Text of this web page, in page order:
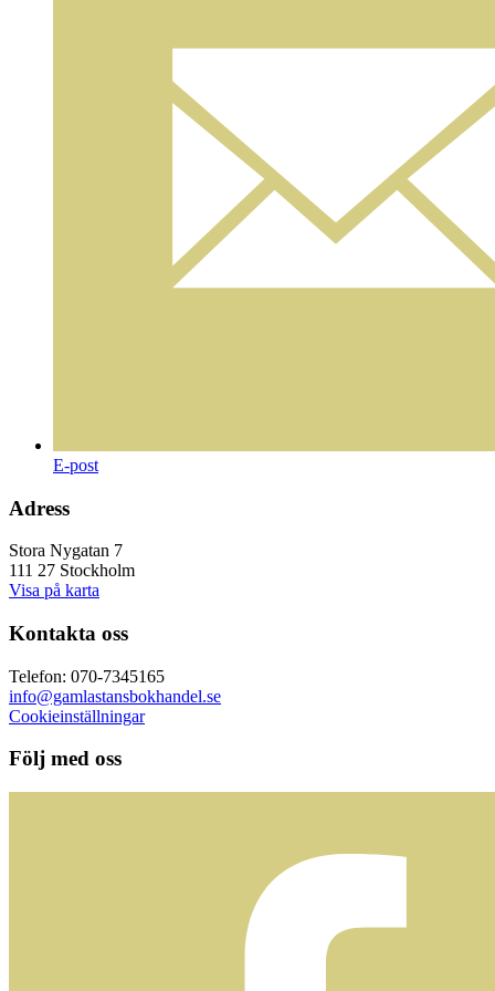
E-post
Adress
Stora Nygatan 7
111 27 Stockholm
Visa på karta
Kontakta oss
Telefon: 070-7345165
info@gamlastansbokhandel.se
Cookieinställningar
Följ med oss